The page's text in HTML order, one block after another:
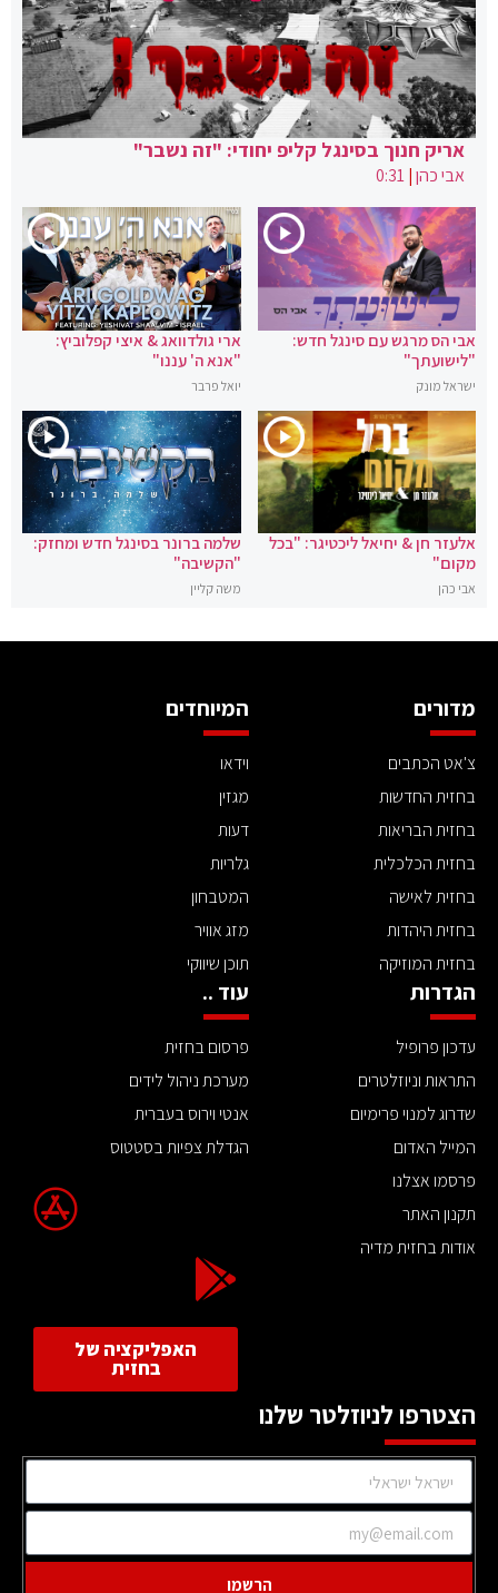
אריק חנוך בסינגל קליפ יחודי: "זה נשבר"
אבי כהן|
0:31
אבי הס מרגש עם סינגל חדש:
"לישועתך"
ישראל מונק
ארי גולדוואג & איצי קפלוביץ:
"אנא ה' עננו"
יואל פרבר
אלעזר חן & יחיאל ליכטיגר: "בכל
מקום"
אבי כהן
שלמה ברונר בסינגל חדש ומחזק:
"הקשיבה"
משה קליין
מדורים
צ'אט הכתבים
בחזית החדשות
בחזית הבריאות
בחזית הכלכלית
בחזית לאישה
בחזית היהדות
בחזית המוזיקה
המיוחדים
וידאו
מגזין
דעות
גלריות
המטבחון
מזג אוויר
תוכן שיווקי
הגדרות
עדכון פרופיל
התראות וניוזלטרים
שדרוג למנוי פרימיום
המייל האדום
פרסמו אצלנו
תקנון האתר
אודות בחזית מדיה
עוד ..
פרסום בחזית
מערכת ניהול לידים
אנטי וירוס בעברית
הגדלת צפיות בסטטוס
האפליקציה של
בחזית
הצטרפו לניוזלטר שלנו
הרשמו